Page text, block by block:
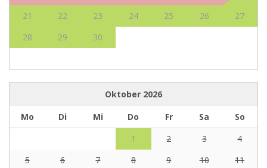
21
22 23 24 25 26
27
28
29 30
Oktober 2026
Mo
Di Mi Do Fr Sa
So
1
2 3
4
5
6 7 8 9 10
11